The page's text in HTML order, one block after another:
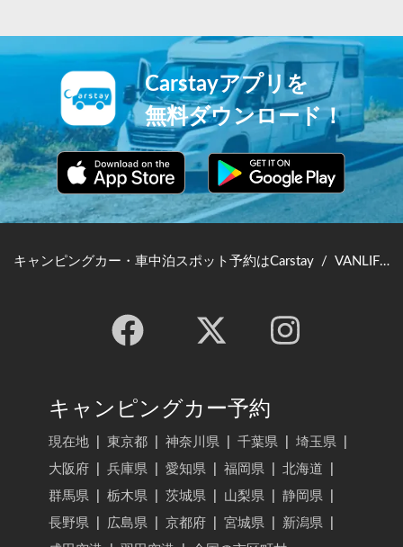
Carstayアプリを
無料ダウンロード！
キャンピングカー・車中泊スポット予約はCarstay / VANLIFE JAPAN TOP
キャンピングカー予約
現在地 東京都 神奈川県 千葉県 埼玉県
大阪府
兵庫県 愛知県 福岡県 北海道
群馬県
栃木県 茨城県 山梨県 静岡県
長野県
広島県 京都府 宮城県 新潟県